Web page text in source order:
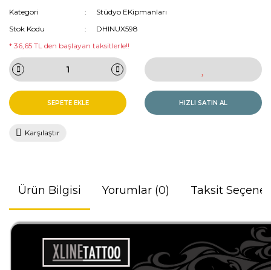
Kategori
Stüdyo EKipmanları
Stok Kodu
DHINUX598
* 36,65 TL den başlayan taksitlerle!!
SEPETE EKLE HIZLI SATIN AL
Karşılaştır
Ürün Bilgisi Yorumlar (0) Taksit